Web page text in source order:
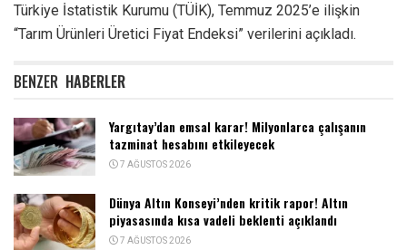
Türkiye İstatistik Kurumu (TÜİK), Temmuz 2025’e ilişkin
“Tarım Ürünleri Üretici Fiyat Endeksi” verilerini açıkladı.
BENZER HABERLER
Yargıtay’dan emsal karar! Milyonlarca çalışanın
tazminat hesabını etkileyecek
7 AĞUSTOS 2026
Dünya Altın Konseyi’nden kritik rapor! Altın
piyasasında kısa vadeli beklenti açıklandı
7 AĞUSTOS 2026